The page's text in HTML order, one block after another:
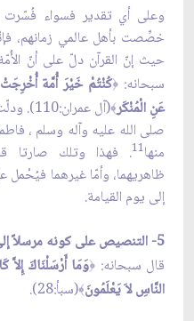
وعلى أي تقدير فسواء فُسّرت
خصِّصت بأهل عالمي زمانهم،
حيث إنّ القرآن دلّ على أنّ
سبحانه: ﴿كُنْتُمْ خَيْرَ أُمَّة
عَنِ الْمُنْكَر﴾
(آل
صلى الله عليه وآله وسلم ،
منها11. فهذا وتلك صارتا
ظاهريهما، وأمّا غيرهما فيُحْمل
إلى يوم القيامة.
5- التنصيص على كونه مرسلاً
قال سبحانه: ﴿وَمَا أَرْسَلْنَاكَ إِلاَّ
النَّاسِ لاَ يَعْلَمُونَ﴾(سبأ:28).